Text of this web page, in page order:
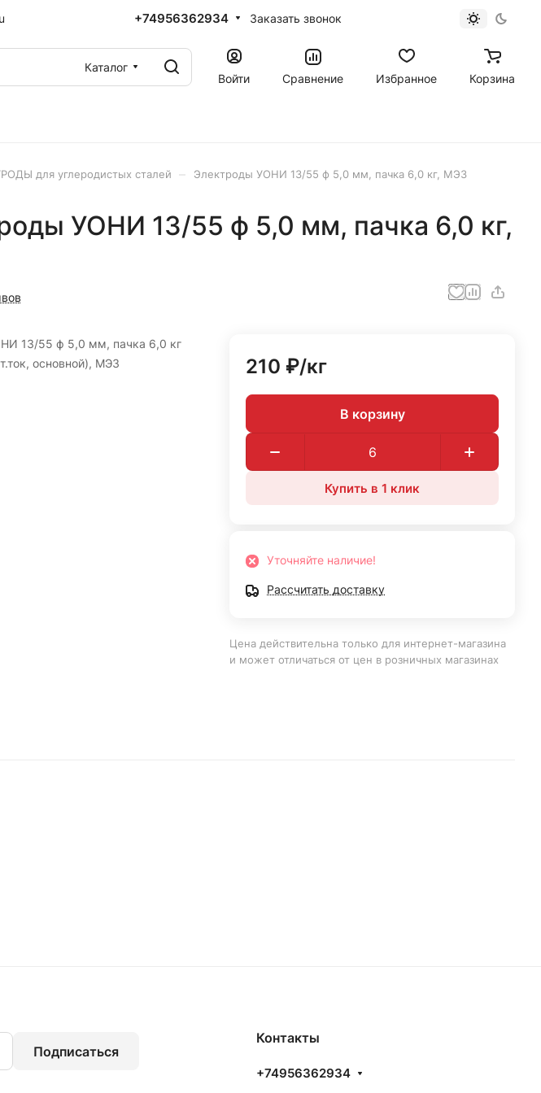
+74956362934 Заказать звонок
Каталог
Войти
Сравнение Избранное Корзина
для углеродистых сталей Электроды УОНИ 13/55 ф 5,0 мм, пачка 6,0 кг, МЭЗ
УОНИ 13/55 ф 5,0 мм, пачка 6,0 кг,
13/55 ф 5,0 мм, пачка 6,0 кг
основной), МЭЗ
210 ₽/кг
В корзину
Купить в 1 клик
Уточняйте наличие!
Рассчитать доставку
Цена действительна только для интернет-магазина
и может отличаться от цен в розничных магазинах
Подписаться
Контакты
+74956362934